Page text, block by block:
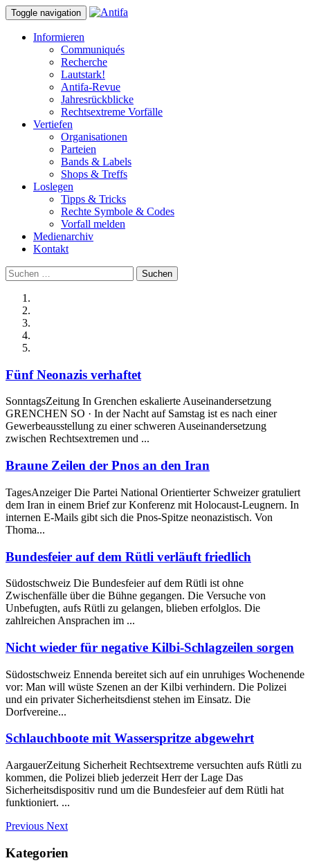
Toggle navigation
Informieren
Communiqués
Recherche
Lautstark!
Antifa-Revue
Jahresrückblicke
Rechtsextreme Vorfälle
Vertiefen
Organisationen
Parteien
Bands & Labels
Shops & Treffs
Loslegen
Tipps & Tricks
Rechte Symbole & Codes
Vorfall melden
Medienarchiv
Kontakt
Suchen
nach:
Fünf Neonazis verhaftet
SonntagsZeitung In Grenchen eskalierte Auseinandersetzung
GRENCHEN SO · In der Nacht auf Samstag ist es nach einer
Gewerbeausstellung zu einer schweren Auseinandersetzung
zwischen Rechtsextremen und ...
Braune Zeilen der Pnos an den Iran
TagesAnzeiger Die Partei National Orientierter Schweizer gratuliert
dem Iran in einem Brief zur Konferenz mit Holocaust-Leugnern. In
internen E-Mails gibt sich die Pnos-Spitze neonazistisch. Von
Thoma...
Bundesfeier auf dem Rütli verläuft friedlich
Südostschweiz Die Bundesfeier auf dem Rütli ist ohne
Zwischenfälle über die Bühne gegangen. Die Versuche von
Unbefugten, aufs Rütli zu gelangen, blieben erfolglos. Die
zahlreichen Ansprachen im ...
Nicht wieder für negative Kilbi-Schlagzeilen sorgen
Südostschweiz Ennenda bereitet sich auf ein unruhiges Wochenende
vor: Man will wüste Szenen an der Kilbi verhindern. Die Polizei
und ein privater Sicherheitsdienst stehen im Einsatz. Die
Dorfvereine...
Schlauchboote mit Wasserspritze abgewehrt
AargauerZeitung Sicherheit Rechtsextreme versuchten aufs Rütli zu
kommen, die Polizei blieb jederzeit Herr der Lage Das
Sicherheitsdispositiv rund um die Bundesfeier auf dem Rütli hat
funktioniert. ...
Previous Next
Kategorien